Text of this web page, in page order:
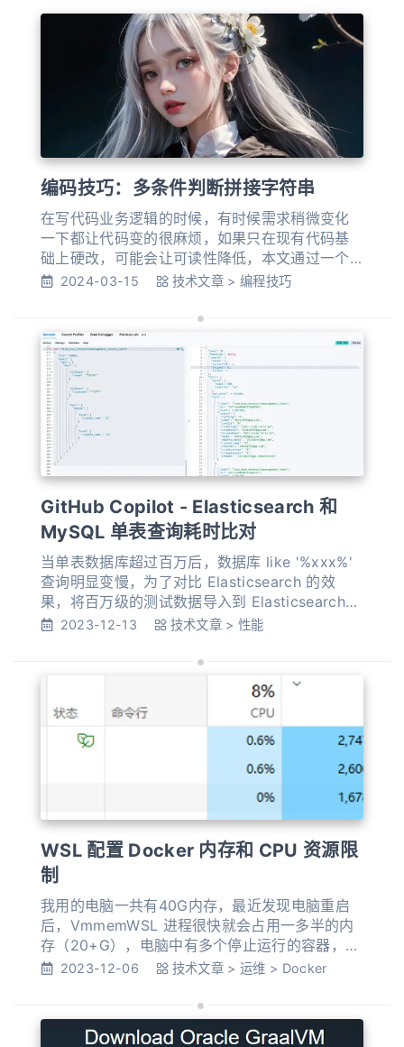
编码技巧：多条件判断拼接字符串
在写代码业务逻辑的时候，有时候需求稍微变化
一下都让代码变的很麻烦，如果只在现有代码基
础上硬改，可能会让可读性降低，本文通过一个
例子来演示字符串拼接的变化。 一开始的业务逻
的条件： 123List<String> currentUserDeptIds
= getCurrentUserDeptIds();return "forcetend
2024-03-15 技术文章 > 编程技巧
GitHub Copilot - Elasticsearch 和
MySQL 单表查询耗时比对
当单表数据库超过百万后，数据库 like '%xxx%'
查询明显变慢，为了对比 Elasticsearch 的效
果，将百万级的测试数据导入到 Elasticsearch
中对比看看效果。导入和查询 Elasticsearch 的
Elasticsearch 环境使用 Docker Compose 快速
2023-12-13 技术文章 > 性能
WSL 配置 Docker 内存和 CPU 资源限
制
我用的电脑一共有40G内存，最近发现电脑重启
后，VmmemWSL 进程很快就会占用一多半的内
存（20+G），电脑中有多个停止运行的容器，正
常启动状态的只有一个 MySQL 服务，通过
么会占用这么多内存，但是必须限制一下。
Docker Desktop 早期版本可以直接配置内存使
2023-12-06 技术文章 > 运维 > Docker